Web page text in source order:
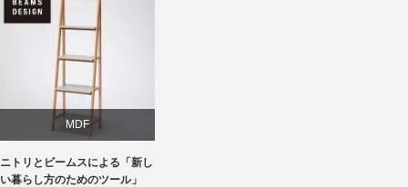
ライフスタイル
椅子
MDF
ニトリ
ニトリとビームスによる「新し
い暮らし方のためのツール」